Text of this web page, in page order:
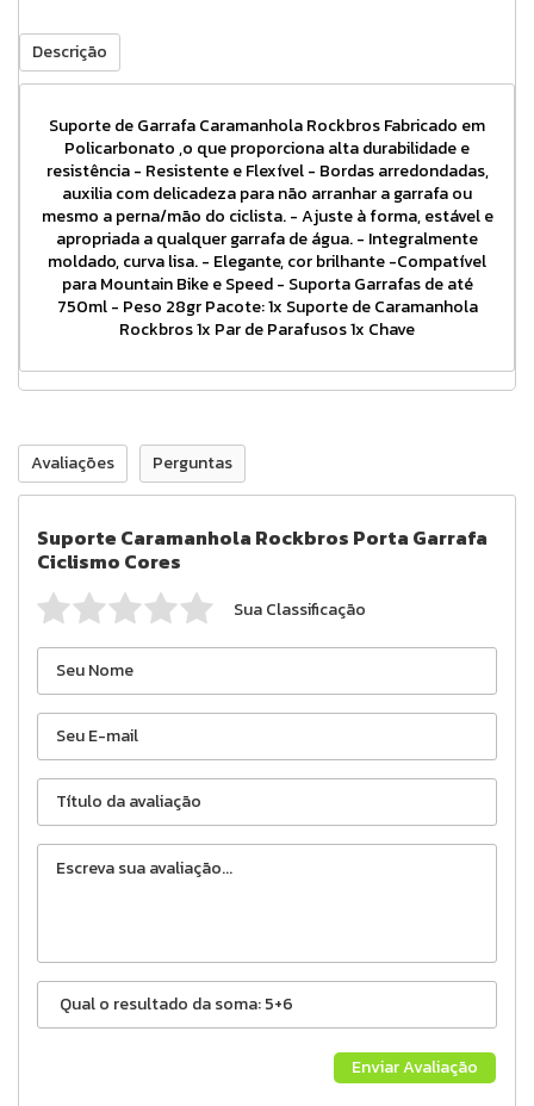
Descrição
Suporte de Garrafa Caramanhola Rockbros Fabricado em
Policarbonato ,o que proporciona alta durabilidade e
resistência - Resistente e Flexível - Bordas arredondadas,
auxilia com delicadeza para não arranhar a garrafa ou
mesmo a perna/mão do ciclista. - Ajuste à forma, estável e
apropriada a qualquer garrafa de água. - Integralmente
moldado, curva lisa. - Elegante, cor brilhante -Compatível
para Mountain Bike e Speed - Suporta Garrafas de até
750ml - Peso 28gr Pacote: 1x Suporte de Caramanhola
Rockbros 1x Par de Parafusos 1x Chave
Avaliações Perguntas
Suporte Caramanhola Rockbros Porta Garrafa
Ciclismo Cores
Sua Classificação